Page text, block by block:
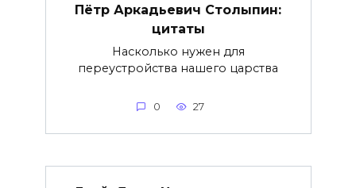
Пётр Аркадьевич Столыпин:
цитаты
Насколько нужен для
переустройства нашего царства
0 27